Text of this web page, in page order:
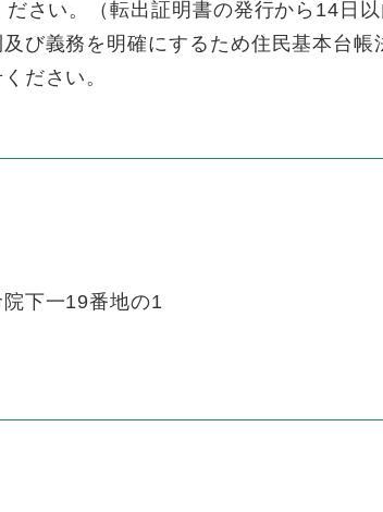
さい。（転出証明書の発行から14日
び義務を明確にするため住民基本台
ださい。
下一19番地の1